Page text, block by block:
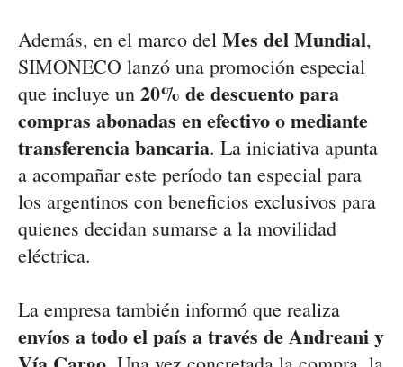
Además, en el marco del Mes del Mundial,
SIMONECO lanzó una promoción especial
que incluye un 20% de descuento para
compras abonadas en efectivo o mediante
transferencia bancaria. La iniciativa apunta
a acompañar este período tan especial para
los argentinos con beneficios exclusivos para
quienes decidan sumarse a la movilidad
eléctrica.
La empresa también informó que realiza
envíos a todo el país a través de Andreani y